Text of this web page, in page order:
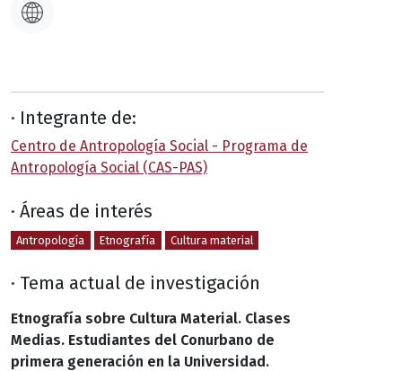
· Integrante de:
Centro de Antropología Social - Programa de
Antropología Social (CAS-PAS)
· Áreas de interés
Antropología Etnografía Cultura material
· Tema actual de investigación
Etnografía sobre Cultura Material. Clases
Medias. Estudiantes del Conurbano de
primera generación en la Universidad.